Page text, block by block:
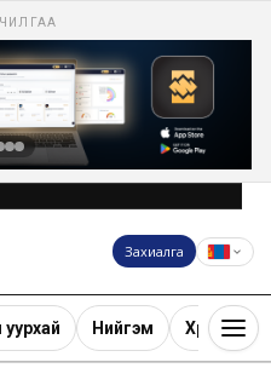
Захиалга
уурхай Нийгэм Хөрөнгө